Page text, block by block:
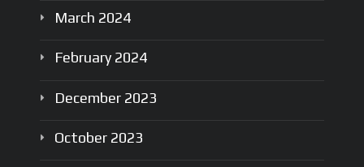
March 2024
February 2024
December 2023
October 2023